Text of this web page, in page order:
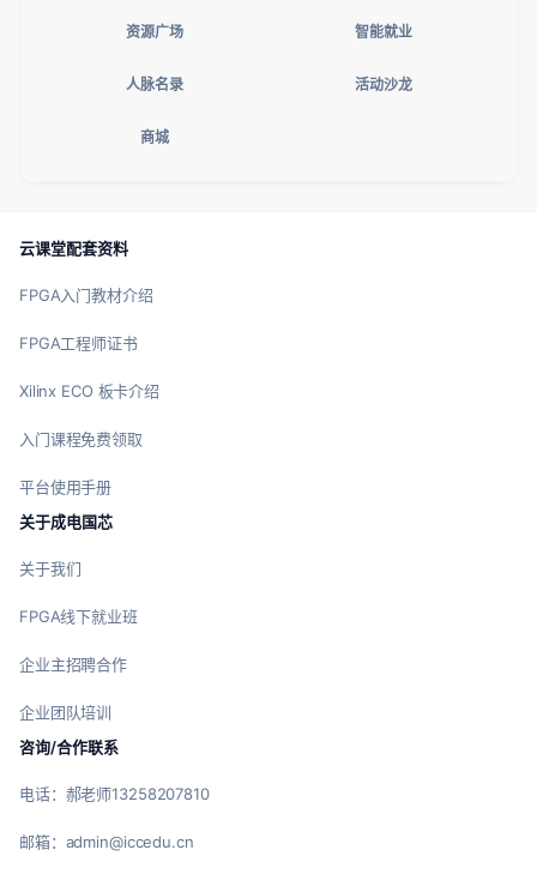
资源广场 智能就业
人脉名录 活动沙龙
商城
云课堂配套资料
FPGA入门教材介绍
FPGA工程师证书
Xilinx ECO 板卡介绍
入门课程免费领取
平台使用手册
关于成电国芯
关于我们
FPGA线下就业班
企业主招聘合作
企业团队培训
咨询/合作联系
电话：郝老师13258207810
邮箱：admin@iccedu.cn